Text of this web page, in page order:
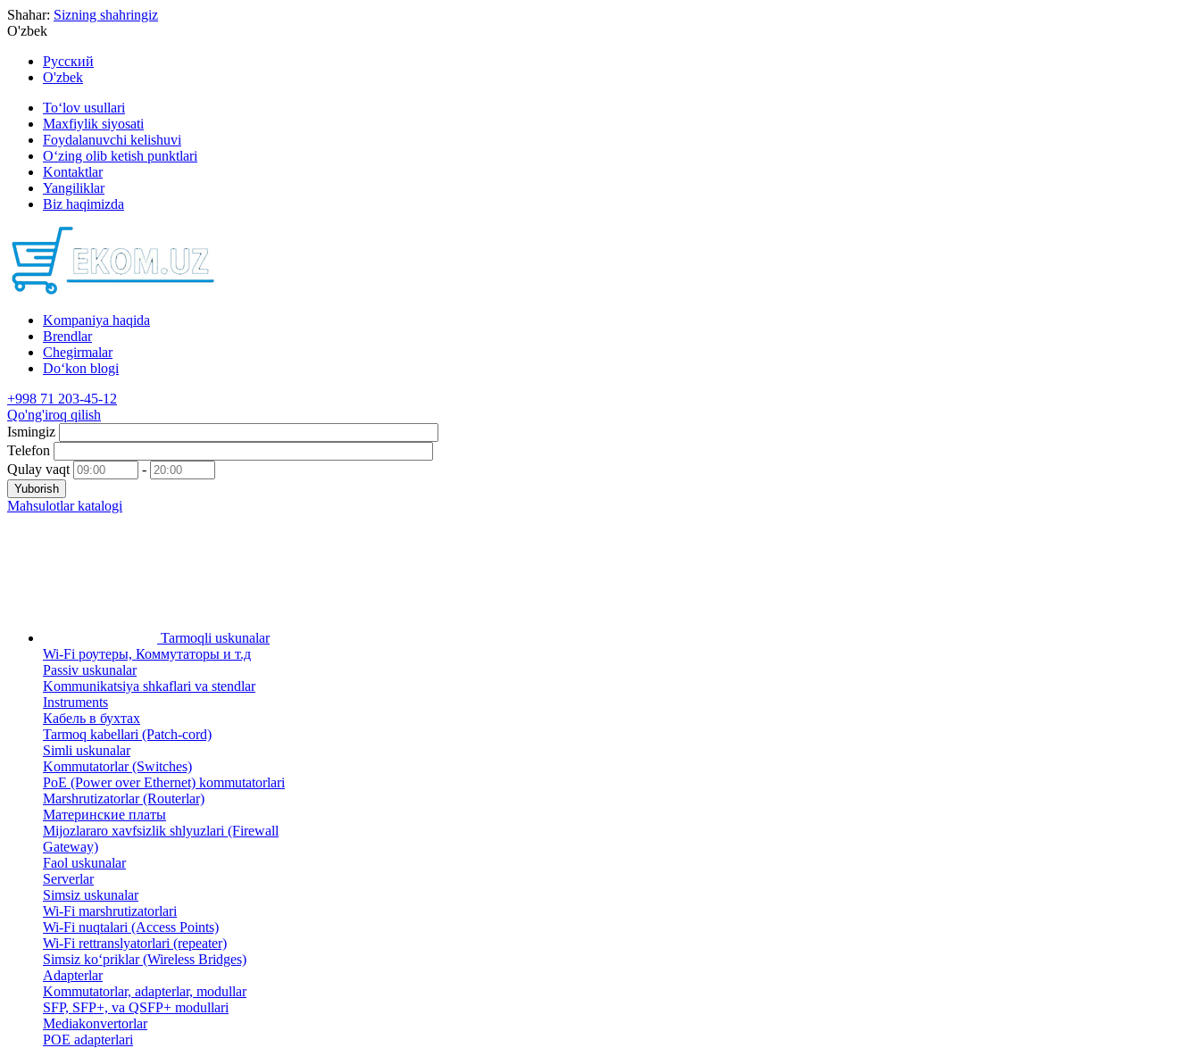
Shahar: Sizning shahringiz
O'zbek
Русский
O'zbek
To‘lov usullari
Maxfiylik siyosati
Foydalanuvchi kelishuvi
O‘zing olib ketish punktlari
Kontaktlar
Yangiliklar
Biz haqimizda
Kompaniya haqida
Brendlar
Chegirmalar
Do‘kon blogi
+998 71 203-45-12
Qo'ng'iroq qilish
Ismingiz
Telefon
Qulay vaqt
-
Yuborish
Mahsulotlar katalogi
Tarmoqli uskunalar
Wi-Fi роутеры, Коммутаторы и т.д
Passiv uskunalar
Kommunikatsiya shkaflari va stendlar
Instruments
Кабель в бухтах
Tarmoq kabellari (Patch-cord)
Simli uskunalar
Kommutatorlar (Switches)
PoE (Power over Ethernet) kommutatorlari
Marshrutizatorlar (Routerlar)
Материнские платы
Mijozlararo xavfsizlik shlyuzlari (Firewall
Gateway)
Faol uskunalar
Serverlar
Simsiz uskunalar
Wi-Fi marshrutizatorlari
Wi-Fi nuqtalari (Access Points)
Wi-Fi rettranslyatorlari (repeater)
Simsiz ko‘priklar (Wireless Bridges)
Adapterlar
Kommutatorlar, adapterlar, modullar
SFP, SFP+, va QSFP+ modullari
Mediakonvertorlar
POE adapterlari